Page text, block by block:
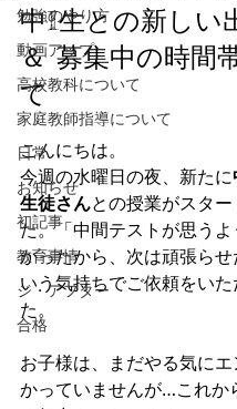
勉強のやり方
動画アップ
高校教科について
家庭教師指導について
日常
お知らせ
初記事
教育事情
ジ・アフター
合格
中1生との新しい
＆ 募集中の時間
て
こんにちは。
今週の水曜日の夜、新たに
生徒さんとの授業がスター
た。「中間テストが思うよ
かったから、次は頑張らせ
いう気持ちでご依頼をいた
た。
お子様は、まだやる気に
かっていませんが…これか